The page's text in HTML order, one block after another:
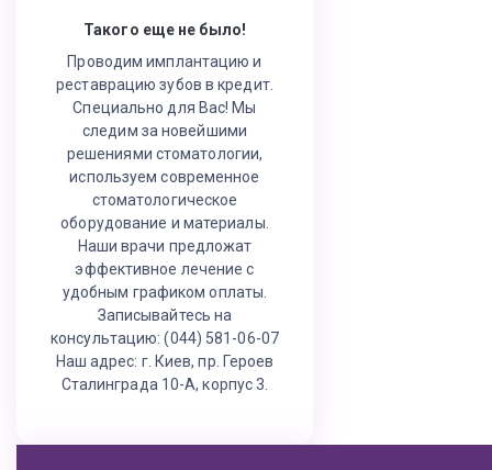
Такого еще не было!
Проводим имплантацию и
реставрацию зубов в кредит.
Специально для Вас! Мы
следим за новейшими
решениями стоматологии,
используем современное
стоматологическое
оборудование и материалы.
Наши врачи предложат
эффективное лечение с
удобным графиком оплаты.
Записывайтесь на
консультацию: (044) 581-06-07
Наш адрес: г. Киев, пр. Героев
Сталинграда 10-А, корпус 3.